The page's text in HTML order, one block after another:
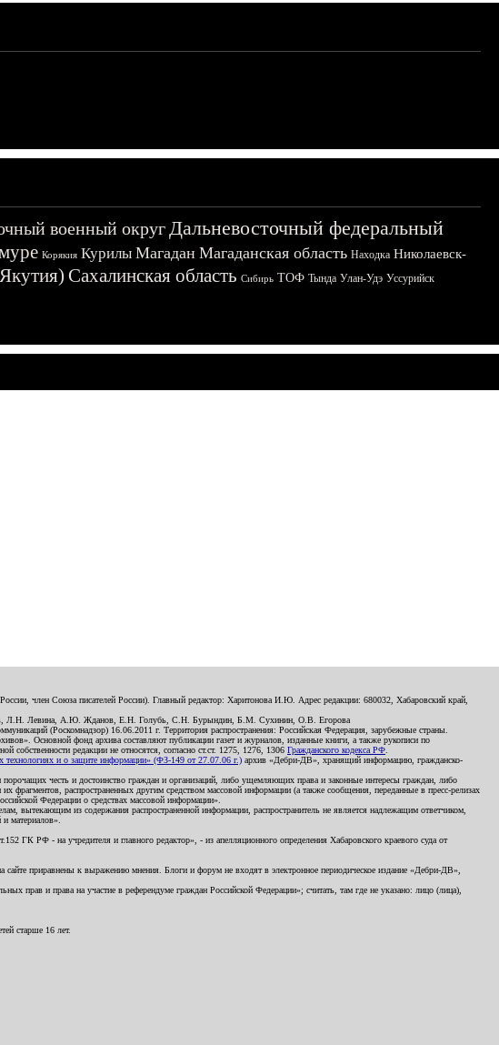
военный округДальневосточный федеральный
Корякия Курилы Магадан Магаданская область Находка Николаевск-
Сахалинская область Сибирь ТОФ Тында Улан-Удэ Уссурийск
член Союза писателей России). Главный редактор: Харитонова И.Ю. Адрес редакции: 680032, Хабаровский край,
Л.Н. Левина, А.Ю. Жданов, Е.Н. Голубь, С.Н. Бурындин, Б.М. Сухинин, О.В. Егорова
(Роскомнадзор) 16.06.2011 г. Территория распространения: Российская Федерация, зарубежные страны.
Основной фонд архива составляют публикации газет и журналов, изданные книги, а также рукописи по
редакции не относятся, согласно ст.ст. 1275, 1276, 1306 Гражданского кодекса РФ
и о защите информации» (ФЗ-149 от 27.07.06 г.) архив «Дебри-ДВ», хранящий информацию, гражданско-
честь и достоинство граждан и организаций, либо ущемляющих права и законные интересы граждан, либо
распространенных другим средством массовой информации (а также сообщения, переданные в пресс-релизах
Федерации о средствах массовой информации».
из содержания распространенной информации, распространитель не является надлежащим ответчиком,
материалов».
ГК РФ - на учредителя и главного редактор», - из апелляционного определения Хабаровского краевого суда от
сайте приравнены к выражению мнения. Блоги и форум не входят в электронное периодическое издание «Дебри-ДВ»,
прав и права на участие в референдуме граждан Российской Федерации»; считать, там где не указано: лицо (лица),
старше 16 лет.